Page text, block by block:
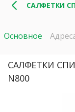
САЛФЕТКИ
Основное
САЛФЕТКИ
N800